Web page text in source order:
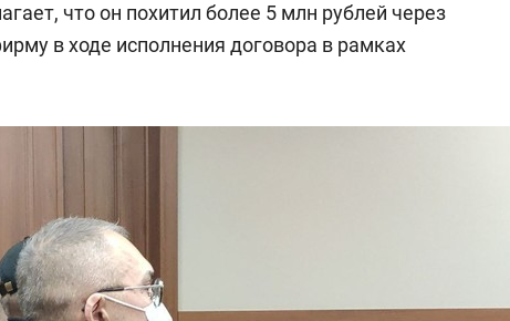
что он похитил более 5 млн рублей через
в ходе исполнения договора в рамках